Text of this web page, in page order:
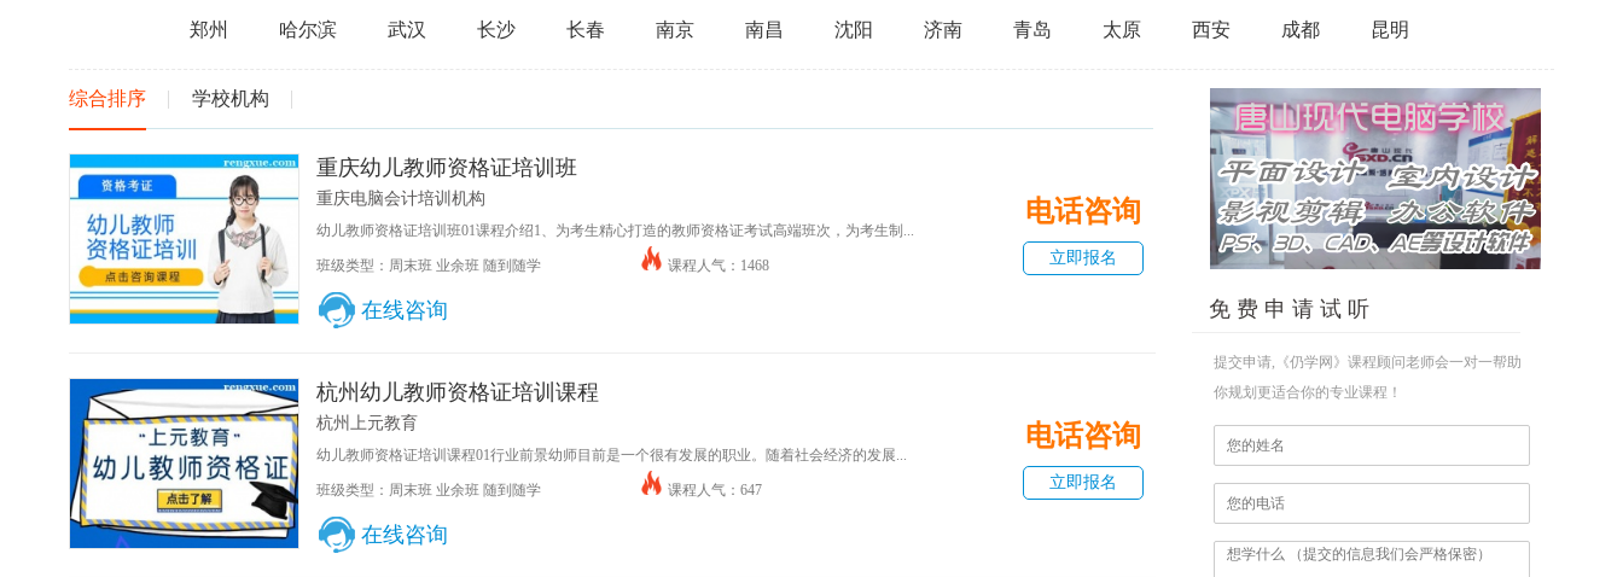
郑州 哈尔滨 武汉 长沙 长春 南京 南昌 沈阳 济南 青岛 太原 西安 成都 昆明
综合排序 学校机构
重庆幼儿教师资格证培训班
重庆电脑会计培训机构
幼儿教师资格证培训班01课程介绍1、为考生精心打造的教师资格证考试高端班次，为考生制...
班级类型：周末班 业余班 随到随学 课程人气：1468
在线咨询
电话咨询
立即报名
杭州幼儿教师资格证培训课程
杭州上元教育
幼儿教师资格证培训课程01行业前景幼师目前是一个很有发展的职业。随着社会经济的发展...
班级类型：周末班 业余班 随到随学 课程人气：647
在线咨询
电话咨询
立即报名
免 费 申 请 试 听
提交申请,《仍学网》课程顾问老师会一对一帮助
你规划更适合你的专业课程！